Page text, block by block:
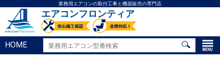
業務用エアコンの取付工事と機器販売の専門店
エアコンフロンティア
HOME